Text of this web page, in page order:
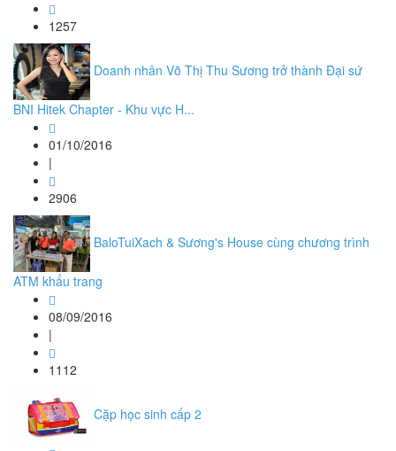
1257
Doanh nhân Võ Thị Thu Sương trở thành Đại sứ
BNI Hitek Chapter - Khu vực H...
01/10/2016
|
2906
BaloTuiXach & Sương's House cùng chương trình
ATM khẩu trang
08/09/2016
|
1112
Cặp học sinh cấp 2